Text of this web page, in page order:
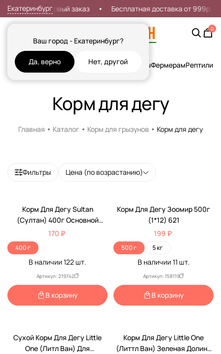
Екатеринбург
Ваш город - Екатеринбург?
Да, верно Нет, другой
7% на первый заказ Бесплатная доставка от 999р
0
Кошки СобакиРыбы Грызуны и Хорьки ПтицыФермерамРептилии
Корм для дегу
Главная Каталог Корм для грызунов Корм для дегу
Фильтры Цена (по возрастанию)
Корм Для Дегу Sultan
(Султан) 400г Основной
Рацион Premium Новый (1*18)
6230 Пленка
170 ₽
400 г
В наличии 122 шт.
Артикул: 219742
В корзину
Корм Для Дегу Зоомир 500г
(1*12) 621
199 ₽
500 г 5 кг
В наличии 11 шт.
Артикул: 158119
В корзину
Сухой Корм Для Дегу Little
One (Литл Ван) Для
Корм Для Дегу Little One
(Литтл Ван) Зеленая Долина